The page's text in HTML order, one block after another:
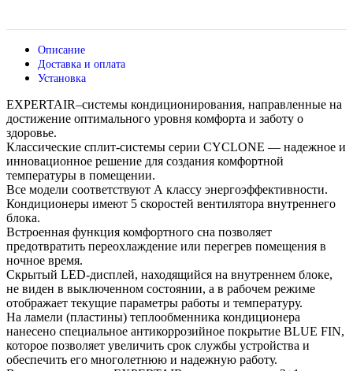
Описание
Доставка и оплата
Установка
EXPERTAIR–системы кондиционирования, направленные на
достижение оптимального уровня комфорта и заботу о
здоровье.
Классические сплит-системы серии CYCLONE — надежное и
инновационное решение для создания комфортной
температуры в помещении.
Все модели соответствуют А классу энергоэффективности.
Кондиционеры имеют 5 скоростей вентилятора внутреннего
блока.
Встроенная функция комфортного сна позволяет
предотвратить переохлаждение или перегрев помещения в
ночное время.
Скрытый LED-дисплей, находящийся на внутреннем блоке,
не виден в выключенном состоянии, а в рабочем режиме
отображает текущие параметры работы и температуру.
На ламели (пластины) теплообменника кондиционера
нанесено специальное антикоррозийное покрытие BLUE FIN,
которое позволяет увеличить срок службы устройства и
обеспечить его многолетнюю и надежную работу.